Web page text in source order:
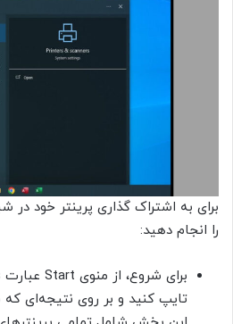
را انجام دهید:
تایپ کنید و بر روی نتیجه‌ای